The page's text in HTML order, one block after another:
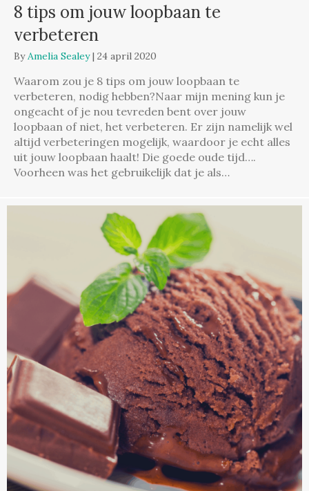
8 tips om jouw loopbaan te
verbeteren
ByAmelia Sealey | 24 april 2020
Waarom zou je 8 tips om jouw loopbaan te
verbeteren, nodig hebben?Naar mijn mening kun je
ongeacht of je nou tevreden bent over jouw
loopbaan of niet, het verbeteren. Er zijn namelijk wel
altijd verbeteringen mogelijk, waardoor je echt alles
uit jouw loopbaan haalt! Die goede oude tijd….
Voorheen was het gebruikelijk dat je als…